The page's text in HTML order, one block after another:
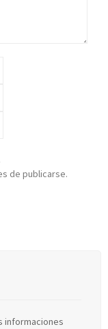
de publicarse.
informaciones